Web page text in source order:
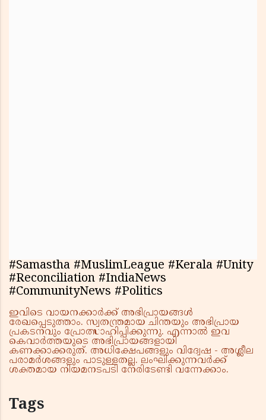
#Samastha #MuslimLeague #Kerala #Unity
#Reconciliation #IndiaNews
#CommunityNews #Politics
ഇവിടെ വായനക്കാർക്ക് അഭിപ്രായങ്ങൾ
രേഖപ്പെടുത്താം. സ്വതന്ത്രമായ ചിന്തയും അഭിപ്രായ
പ്രകടനവും പ്രോത്സാഹിപ്പിക്കുന്നു. എന്നാൽ ഇവ
കെവാർത്തയുടെ അഭിപ്രായങ്ങളായി
കണക്കാക്കരുത്. അധിക്ഷേപങ്ങളും വിദ്വേഷ - അശ്ലീല
പരാമർശങ്ങളും പാടുള്ളതല്ല. ലംഘിക്കുന്നവർക്ക്
ശക്തമായ നിയമനടപടി നേരിടേണ്ടി വന്നേക്കാം.
Tags